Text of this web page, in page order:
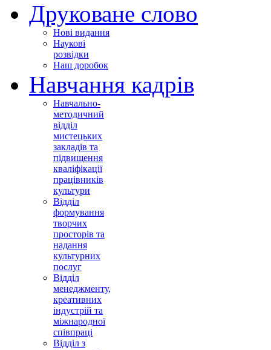
Друковане слово
Нові видання
Наукові
розвідки
Наш доробок
Навчання кадрів
Навчально-
методичний
відділ
мистецьких
закладів та
підвищення
кваліфікації
працівників
культури
Відділ
формування
творчих
просторів та
надання
культурних
послуг
Відділ
менеджменту,
креативних
індустрій та
міжнародної
співпраці
Відділ з